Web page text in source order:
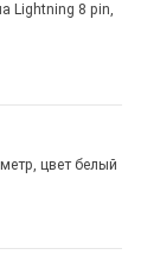
Lightning 8 pin,
цвет белый